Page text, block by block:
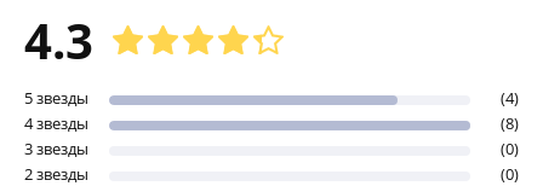
4.3
5 звезды
(4)
4 звезды
(8)
3 звезды
(0)
2 звезды
(0)